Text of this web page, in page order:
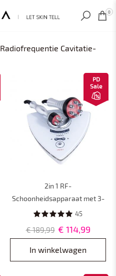
RECENT BEKEKEN 0
Radiofrequentie Cavitatie-
PD
Sale
2in 1 RF-
Schoonheidsapparaat met 3-
Polige en 6-Polige RF-Koppen
Huidverjonging, Lifting,
Rimpelverwijdering en
Huidversteviging
45
€ 189,99 € 114,99
In winkelwagen